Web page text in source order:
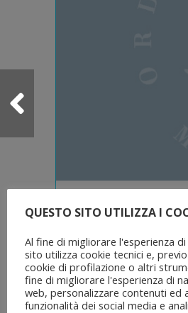
Legge 28 Luglio
Dell’ordinamento
QUESTO SITO UTILIZZA I
Al fine di migliorare l'esperienza
sito utilizza cookie tecnici e,
cookie di profilazione o altri
fine di migliorare l'esperienza di
web, personalizzare contenuti ed
funzionalità dei social media e